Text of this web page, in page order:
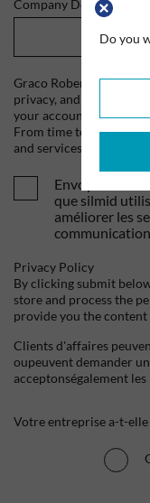
Do you
Company Domain
Graco Roberts is
privacy, and we'll only
your account and to
From time to time, we
and services, as well
Envoyez-moi
que silmid
améliorer les
communication
Privacy Policy
By clicking submit
store and process the
provide you the content
Clients d'affaires
oupeuvent demander
acceptonségalement
Votre entreprise a-t-elle